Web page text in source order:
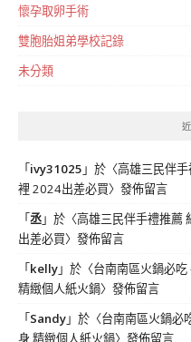
懷孕取卵手術
雙胞胎姐弟學校記錄
未分類
「ivy31025 」於〈高雄三民伴
裡 2024出差必買〉發佈留言
「丞」於〈高雄三民伴手禮推薦
出差必買〉發佈留言
「kelly」於〈台南南區火鍋必
精緻個人紙火鍋〉發佈留言
「Sandy」於〈台南南區火鍋必
身 精緻個人紙火鍋〉發佈留言